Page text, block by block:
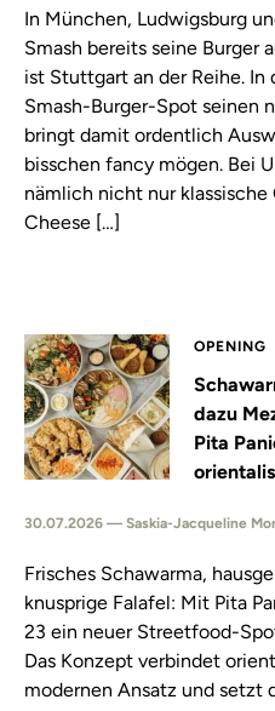
In München, Ludwigsburg
Smash bereits seine Burger
ist Stuttgart an der Reihe. In
Smash-Burger-Spot seinen
bringt damit ordentlich
bisschen fancy mögen. Bei
nämlich nicht nur
Cheese […]
OPENING
dazu
Pita
30.07.2026 — Saskia-Jacqueline
Frisches Schawarma,
knusprige Falafel: Mit Pita
23 ein neuer Streetfood-
Das Konzept verbindet
modernen Ansatz und setzt